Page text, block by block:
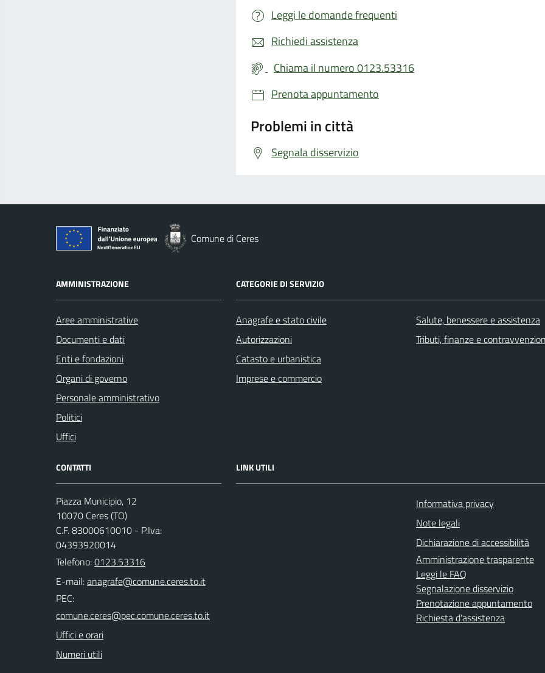
Leggi le domande frequenti
Richiedi assistenza
Chiama il numero 0123.53316
Prenota appuntamento
Problemi in città
Segnala disservizio
Comune di Ceres
AMMINISTRAZIONE
Aree amministrative
Documenti e dati
Enti e fondazioni
Organi di governo
Personale amministrativo
Politici
Uffici
CATEGORIE DI SERVIZIO
Anagrafe e stato civile
Autorizzazioni
Catasto e urbanistica
Imprese e commercio
Salute, benessere e assistenza
Tributi, finanze e
CONTATTI
Piazza Municipio, 12
10070 Ceres (TO)
C.F. 83000610010 - P.Iva:
04393920014
Telefono:0123.53316
E-mail:
PEC:
Uffici e orari
Numeri utili
LINK UTILI
Informativa privacy
Note legali
Dichiarazione di accessibilità
Amministrazione trasparente
Leggi le FAQ
Segnalazione disservizio
Prenotazione appuntamento
Richiesta d'assistenza